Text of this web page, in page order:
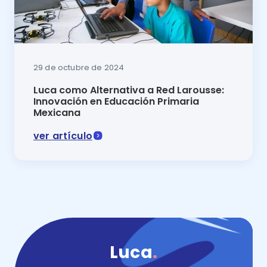
29 de octubre de 2024
Luca como Alternativa a Red Larousse:
Innovación en Educación Primaria
Mexicana
ver artículo
Luca.